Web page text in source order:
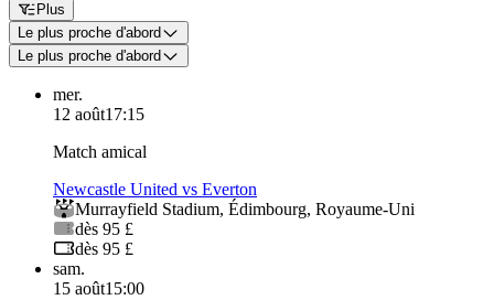
Plus
Le plus proche d'abord
Le plus proche d'abord
mer.
12 août17:15
Match amical
Newcastle United vs Everton
Murrayfield Stadium, Édimbourg, Royaume-Uni
dès 95 £
dès 95 £
sam.
15 août15:00